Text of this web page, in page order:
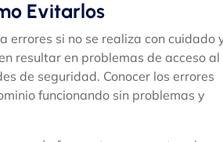
Evitarlos
errores si no se realiza con cuidado
resultar en problemas de acceso al
de seguridad. Conocer los errores
funcionando sin problemas y